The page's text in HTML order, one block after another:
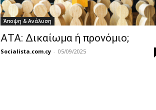
Άποψη & Ανάλυση
ΑΤΑ: Δικαίωμα ή προνόμιο;
Socialista.com.cy - 05/09/2025